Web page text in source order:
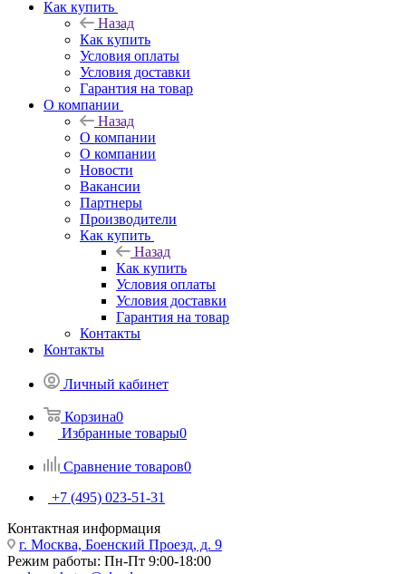
Как купить
Назад
Как купить
Условия оплаты
Условия доставки
Гарантия на товар
О компании
Назад
О компании
О компании
Новости
Вакансии
Партнеры
Производители
Как купить
Назад
Как купить
Условия оплаты
Условия доставки
Гарантия на товар
Контакты
Контакты
Личный кабинет
Корзина0
Избранные товары0
Сравнение товаров0
+7 (495) 023-51-31
Контактная информация
г. Москва, Боенский Проезд, д. 9
Режим работы: Пн-Пт 9:00-18:00